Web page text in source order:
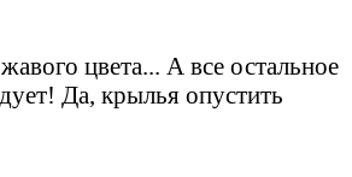
цвета... А все остальное
Да, крылья опустить